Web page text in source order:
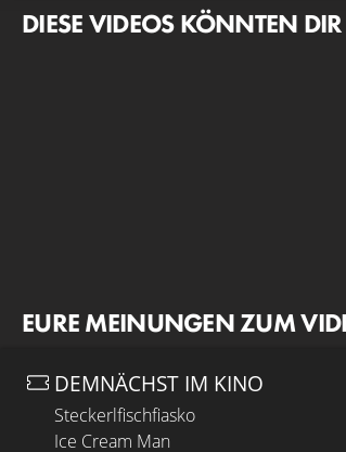
DIESE VIDEOS KÖNNTEN
EURE MEINUNGEN ZUM
DEMNÄCHST IM KINO
Steckerlfischfiasko
Ice Cream Man